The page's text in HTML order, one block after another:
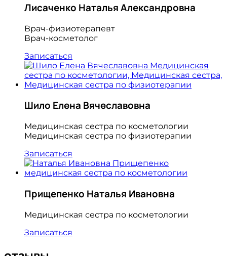
Лисаченко Наталья Александровна
Врач-физиотерапевт
Врач-косметолог
Записаться
Шило Елена Вячеславовна
Медицинская сестра по косметологии
Медицинская сестра по физиотерапии
Записаться
Прищепенко Наталья Ивановна
Медицинская сестра по косметологии
Записаться